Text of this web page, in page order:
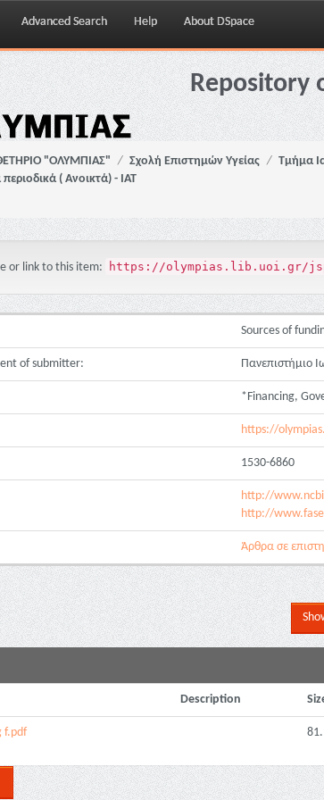
Advanced Search Help About DSpace
Repository
"ΟΛΥΜΠΙΑΣ" Σχολή Επιστημών Υγείας
Τμήμα
( Ανοικτά) - ΙΑΤ
or link to this item: https://olympias.lib.uoi.gr/
Sources of
of submitter: Πανεπιστήμιο
*Financing,
https://
1530-6860
http://
http://
Άρθρα σε
Description
f.pdf